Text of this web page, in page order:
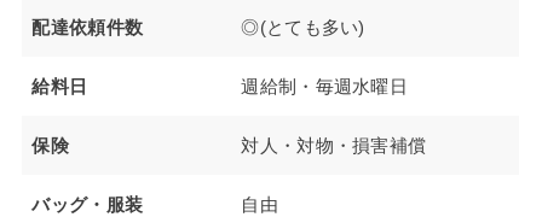
配達依頼件数 ◎(とても多い)
給料日 週給制・毎週水曜日
保険 対人・対物・損害補償
バッグ・服装 自由